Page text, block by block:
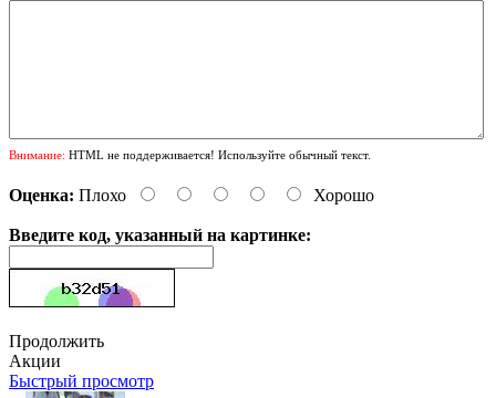
Внимание: HTML не поддерживается! Используйте обычный текст.
Оценка: Плохо Хорошо
Введите код, указанный на картинке:
Продолжить
Акции
Быстрый просмотр